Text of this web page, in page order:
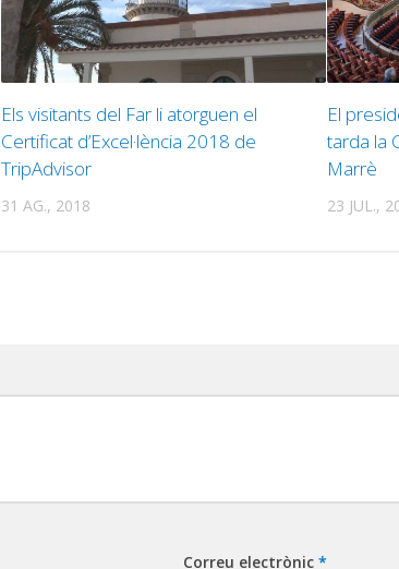
Els visitants del Far li atorguen el
Certificat d’Excel·lència 2018 de
TripAdvisor
31 AG., 2018
El
tarda la
Marrè
23 JUL.,
Correu electrònic*